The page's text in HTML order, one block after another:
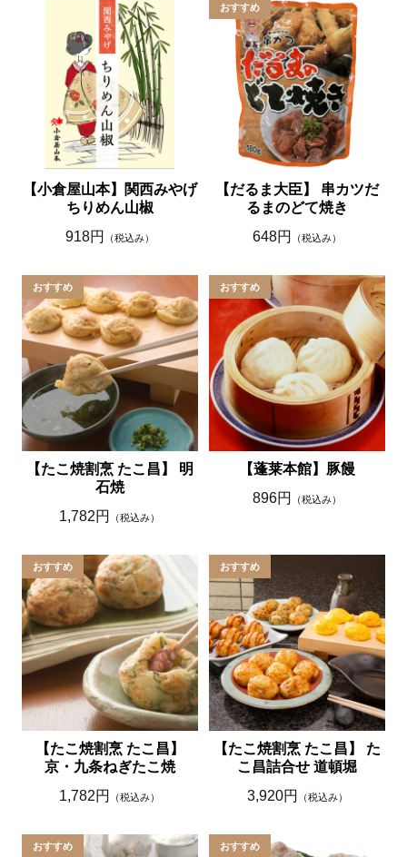
【小倉屋山本】関西みやげ
ちりめん山椒
918円
（税込み）
【だるま大臣】 串カツだ
るまのどて焼き
648円
（税込み）
【たこ焼割烹 たこ昌】 明
石焼
1,782円
（税込み）
【蓬莱本館】豚饅
896円
（税込み）
【たこ焼割烹 たこ昌】
京・九条ねぎたこ焼
1,782円
（税込み）
【たこ焼割烹 たこ昌】 た
こ昌詰合せ 道頓堀
3,920円
（税込み）